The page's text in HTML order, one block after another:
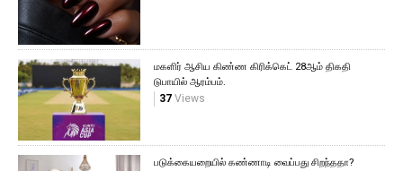
மகளிர் ஆசிய கிண்ண கிரிக்கெட் 28ஆம் திகதி
டுபாயில் ஆரம்பம்.
37Views
படுக்கையறையில் கண்ணாடி வைப்பது சிறந்ததா?